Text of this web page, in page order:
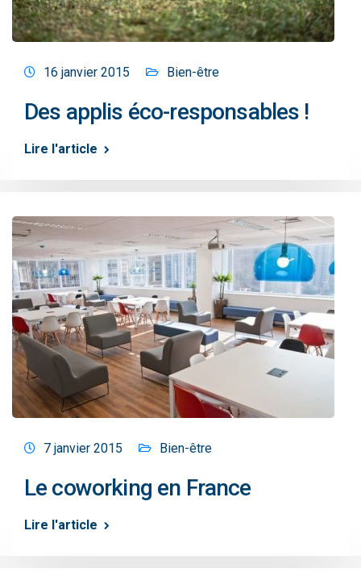
16 janvier 2015 Bien-être
Des applis éco-responsables !
Lire l'article
7 janvier 2015 Bien-être
Le coworking en France
Lire l'article